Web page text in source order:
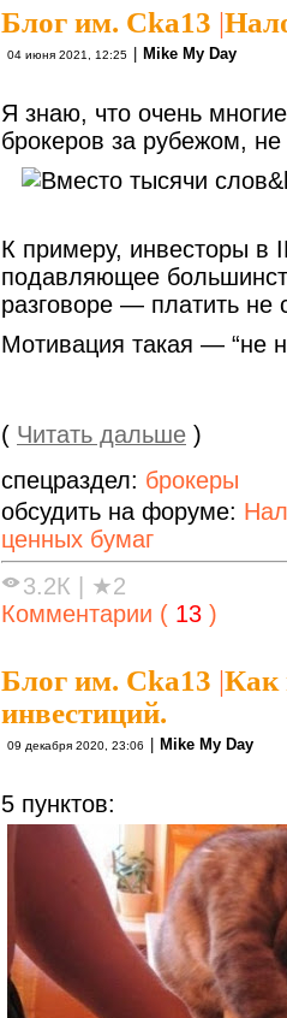
Блог им. Cka13 |
04 июня 2021, 12:25 | Mike My Day
Я знаю, что очень
брокеров за рубежом, не
К примеру, инвесторы в
подавляющее
разговоре — платить не
Мотивация такая — “не
( Читать дальше )
спецраздел: брокеры
обсудить на форуме:
ценных бумаг
3.2К
★2
Комментарии ( 13 )
Блог им. Cka13 |Как
инвестиций.
09 декабря 2020, 23:06 Mike My Day
5 пунктов: